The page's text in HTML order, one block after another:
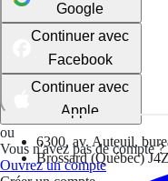
6300, av. Auteuil,
Brossard (Québec)
Google
Continuer avec
Facebook
Continuer avec
Apple
ou
Vous n'avez pas de compte ?
Ouvrez un compte